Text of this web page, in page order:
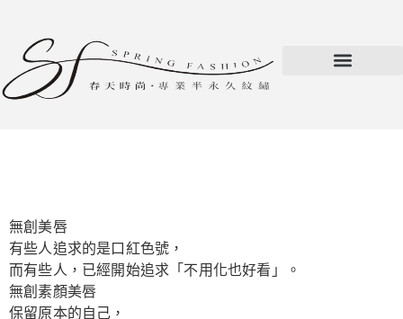
無創美唇
有些人追求的是口紅色號，
而有些人，已經開始追求「不用化也好看」。
無創素顏美唇
保留原本的自己，